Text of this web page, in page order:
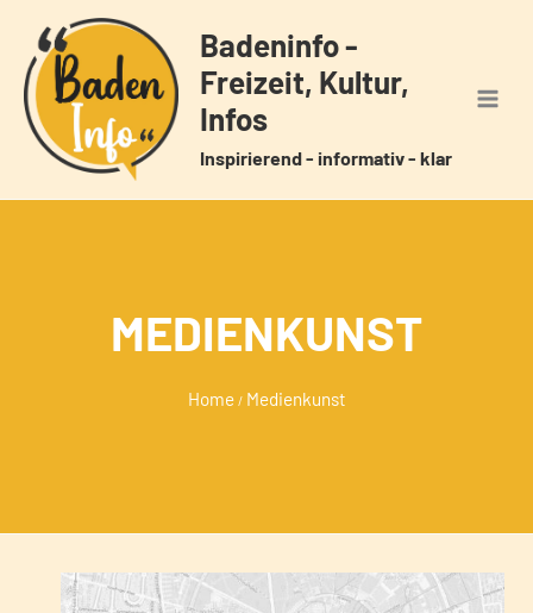
Inhalt
springen
Badeninfo -
Freizeit, Kultur,
Infos
Inspirierend - informativ - klar
MEDIENKUNST
Home / Medienkunst